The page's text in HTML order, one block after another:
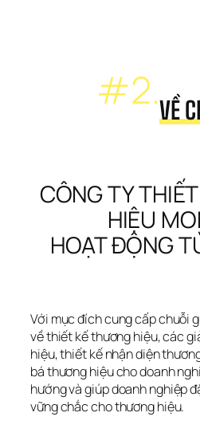
#2.VỀ
CÔNG TY
HIỆU
HOẠT ĐỘNG
Với mục đích cung cấp chuỗi
về thiết kế thương hiệu, các
hiệu, thiết kế nhận diện
bá thương hiệu cho doanh
hướng và giúp doanh nghiệp
vững chắc cho thương hiệu.